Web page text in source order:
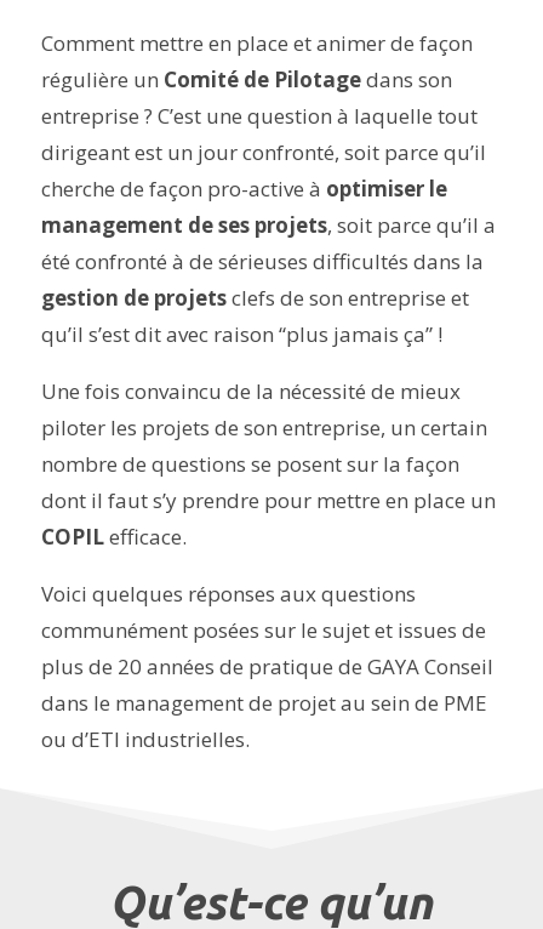
Comment mettre en place et animer de façon
régulière un Comité de Pilotagedans son
entreprise ? C’est une question à laquelle tout
dirigeant est un jour confronté, soit parce qu’il
cherche de façon pro-active à optimiser le
management de ses projets, soit parce qu’il a
été confronté à de sérieuses difficultés dans la
gestion de projetsclefs de son entreprise et
qu’il s’est dit avec raison “plus jamais ça” !
Une fois convaincu de la nécessité de mieux
piloter les projets de son entreprise, un certain
nombre de questions se posent sur la façon
dont il faut s’y prendre pour mettre en place un
COPILefficace.
Voici quelques réponses aux questions
communément posées sur le sujet et issues de
plus de 20 années de pratique de GAYA Conseil
dans le management de projet au sein de PME
ou d’ETI industrielles.
Qu’est-ce qu’un